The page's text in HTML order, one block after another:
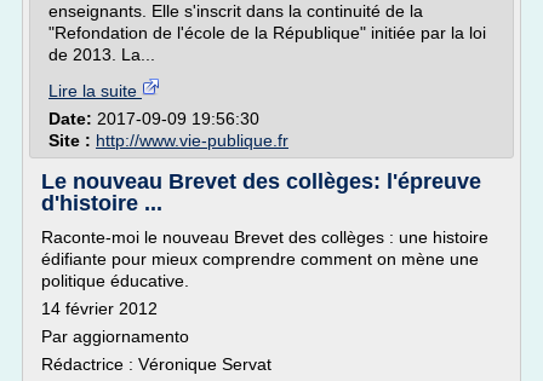
enseignants. Elle s'inscrit dans la continuité de la
"Refondation de l'école de la République" initiée par la loi
de 2013. La...
Lire la suite
Date: 2017-09-09 19:56:30
Site : http://www.vie-publique.fr
Le nouveau Brevet des collèges: l'épreuve
d'histoire ...
Raconte-moi le nouveau Brevet des collèges : une histoire
édifiante pour mieux comprendre comment on mène une
politique éducative.
14 février 2012
Par aggiornamento
Rédactrice : Véronique Servat